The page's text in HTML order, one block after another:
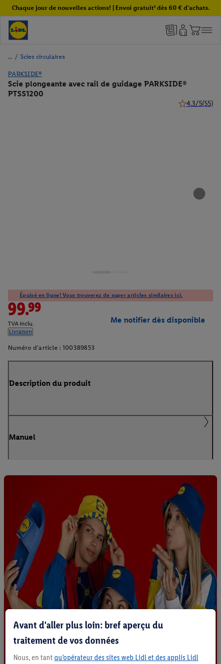
Chaque jour de nouvelles actions! | Envoi gratuit¹ dès 60 € d'achats.
/ Scies circulaires
PARKSIDE®
Scie plongeante avec rail de guidage PARKSIDE®
PTSS1200
4.3/5(55)
Épuisé en ligne! Vous trouverez de super articles similaires ici.
99.99
TVA inclu.
Livraison
Me notifier dès disponible
Numéro d'article : 100389853
Description du produit
Manuel
Avant d'aller plus loin: bref aperçu du
traitement de vos données
Nous, en tant qu’opérateur des sites web Lidl et des applis Lidl